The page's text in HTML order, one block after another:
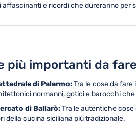
e ricordi che dureranno per
più importanti da
di Palermo:Tra le cose da
normanni, gotici e barocchi
di Ballarò:Tra le autentiche
della cucina siciliana più tradizionale.